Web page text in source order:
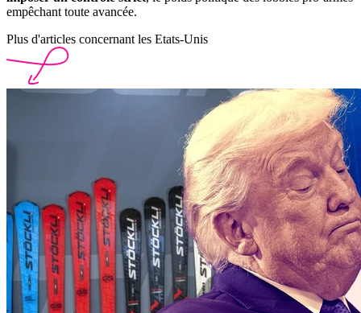
empêchant toute avancée.
Plus d'articles concernant les Etats-Unis